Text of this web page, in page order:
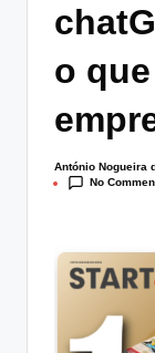
o
Posted
by
António Nogueira
No